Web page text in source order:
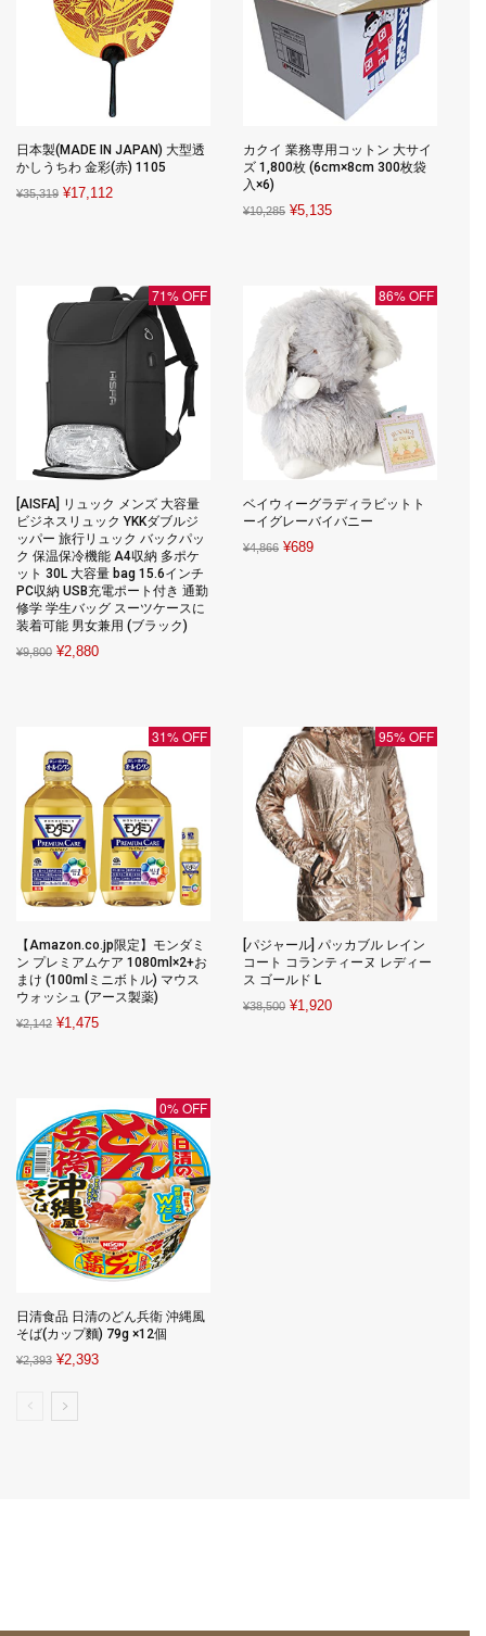
日本製(MADE IN JAPAN) 大型透
かしうちわ 金彩(赤) 1105
¥35,319 Original
¥17,112Current
カクイ 業務専用コットン 大サイ
ズ 1,800枚 (6cm×8cm 300枚袋
入×6)
¥10,285 Original
¥5,135Current
71% OFF
[AISFA] リュック メンズ 大容量
ビジネスリュック YKKダブルジ
ッパー 旅行リュック バックパッ
ク 保温保冷機能 A4収納 多ポケ
ット 30L 大容量 bag 15.6インチ
PC収納 USB充電ポート付き 通勤
修学 学生バッグ スーツケースに
装着可能 男女兼用 (ブラック)
¥9,800 Original
¥2,880Current
86% OFF
ベイウィーグラディラビットト
ーイグレーバイバニー
¥4,866 Original
¥689Current
31% OFF
【Amazon.co.jp限定】モンダミ
ン プレミアムケア 1080ml×2+お
まけ (100mlミニボトル) マウス
ウォッシュ (アース製薬)
¥2,142 Original
¥1,475Current
95% OFF
[パジャール] パッカブル レイン
コート コランティーヌ レディー
ス ゴールド L
¥38,500 Original
¥1,920Current
0% OFF
日清食品 日清のどん兵衛 沖縄風
そば(カップ麵) 79g ×12個
¥2,393 Original
was:
¥2,393Current